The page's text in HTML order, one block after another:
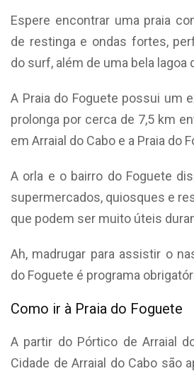
Espere encontrar uma praia
de restinga e ondas fortes,
do surf, além de uma bela lagoa
A Praia do Foguete possui um
prolonga por cerca de 7,5 km
em Arraial do Cabo e a Praia do
A orla e o bairro do Foguete
supermercados, quiosques e
que podem ser muito úteis
Ah, madrugar para assistir o
do Foguete é programa
Como ir à Praia do Foguete
A partir do Pórtico de Arraial
Cidade de Arraial do Cabo são